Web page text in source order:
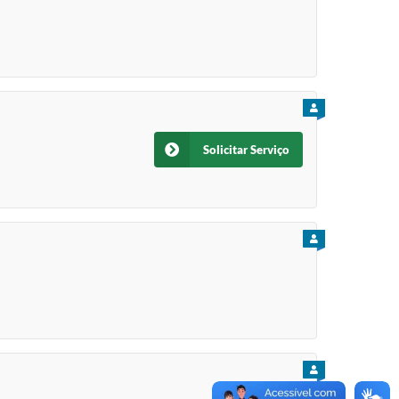
PARA CIDADÃO
Solicitar Serviço
PARA CIDADÃO
PARA CIDADÃO